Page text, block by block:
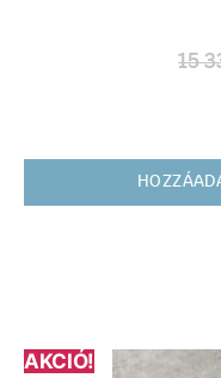
15
AKCIÓ!